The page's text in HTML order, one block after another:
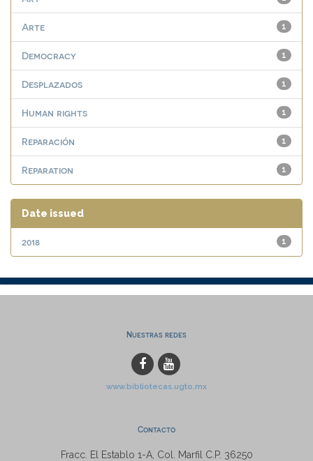
1
Arte
1
Democracy
1
Desplazados
1
Human rights
1
Reparación
1
Reparation
Date issued
1
2018
Nuestras redes
www.bibliotecas.ugto.mx
Contacto
Fracc. El Establo 1-A, Col. Marfil C.P. 36250